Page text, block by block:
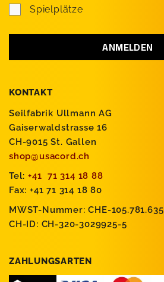
KONTAKT
Seilfabrik Ullmann AG
Gaiserwaldstrasse 16
CH-9015 St. Gallen
shop@usacord.ch
Tel: +41 71 314 18 88
Fax: +41 71 314 18 80
MWST-Nummer: CHE-105.781.635
CH-ID: CH-320-3029925-5
ZAHLUNGSARTEN
Spielplätze